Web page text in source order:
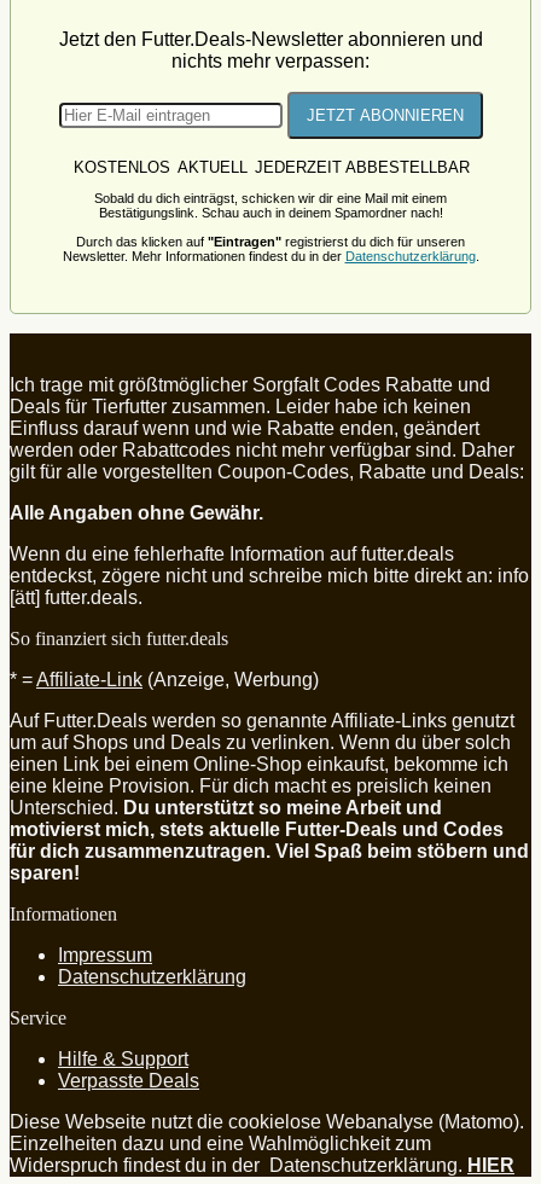
Jetzt den Futter.Deals-Newsletter abonnieren und
nichts mehr verpassen:
KOSTENLOS AKTUELL JEDERZEIT ABBESTELLBAR
Sobald du dich einträgst, schicken wir dir eine Mail mit einem
Bestätigungslink. Schau auch in deinem Spamordner nach!
Durch das klicken auf "Eintragen" registrierst du dich für unseren
Newsletter. Mehr Informationen findest du in der Datenschutzerklärung.
Ich trage mit größtmöglicher Sorgfalt Codes Rabatte und
Deals für Tierfutter zusammen. Leider habe ich keinen
Einfluss darauf wenn und wie Rabatte enden, geändert
werden oder Rabattcodes nicht mehr verfügbar sind. Daher
gilt für alle vorgestellten Coupon-Codes, Rabatte und Deals:
Alle Angaben ohne Gewähr.
Wenn du eine fehlerhafte Information auf futter.deals
entdeckst, zögere nicht und schreibe mich bitte direkt an: info
[ätt] futter.deals.
So finanziert sich futter.deals
* =Affiliate-Link (Anzeige, Werbung)
Auf Futter.Deals werden so genannte Affiliate-Links genutzt
um auf Shops und Deals zu verlinken. Wenn du über solch
einen Link bei einem Online-Shop einkaufst, bekomme ich
eine kleine Provision. Für dich macht es preislich keinen
Unterschied. Du unterstützt so meine Arbeit und
motivierst mich, stets aktuelle Futter-Deals und Codes
für dich zusammenzutragen. Viel Spaß beim stöbern und
sparen!
Informationen
Impressum
Datenschutzerklärung
Service
Hilfe & Support
Verpasste Deals
Diese Webseite nutzt die cookielose Webanalyse (Matomo).
Einzelheiten dazu und eine Wahlmöglichkeit zum
Widerspruch findest du in der Datenschutzerklärung. HIER